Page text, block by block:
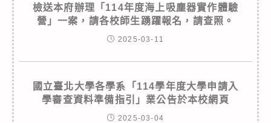
檢送本府辦理「114年度海上吸塵器實作體驗
營」一案，請各校師生踴躍報名，請查照。
2025-03-11
國立臺北大學各學系「114學年度大學申請入
學審查資料準備指引」業公告於本校網頁
2025-03-04